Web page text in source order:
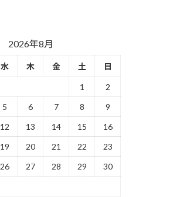
2026年8月
水 木 金 土 日
1
2
5 6 7 8
9
12 13 14 15
16
19 20 21 22
23
26 27 28 29
30